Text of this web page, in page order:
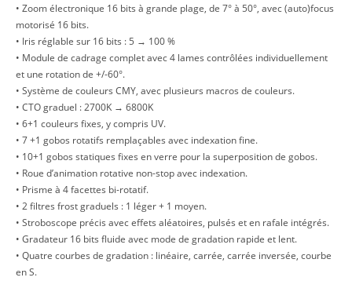
• Zoom électronique 16 bits à grande plage, de 7° à 50°, avec (auto)focus
motorisé 16 bits.
• Iris réglable sur 16 bits : 5 → 100 %
• Module de cadrage complet avec 4 lames contrôlées individuellement
et une rotation de +/-60°.
• Système de couleurs CMY, avec plusieurs macros de couleurs.
• CTO graduel : 2700K → 6800K
• 6+1 couleurs fixes, y compris UV.
• 7 +1 gobos rotatifs remplaçables avec indexation fine.
• 10+1 gobos statiques fixes en verre pour la superposition de gobos.
• Roue d’animation rotative non-stop avec indexation.
• Prisme à 4 facettes bi-rotatif.
• 2 filtres frost graduels : 1 léger + 1 moyen.
• Stroboscope précis avec effets aléatoires, pulsés et en rafale intégrés.
• Gradateur 16 bits fluide avec mode de gradation rapide et lent.
• Quatre courbes de gradation : linéaire, carrée, carrée inversée, courbe
en S.